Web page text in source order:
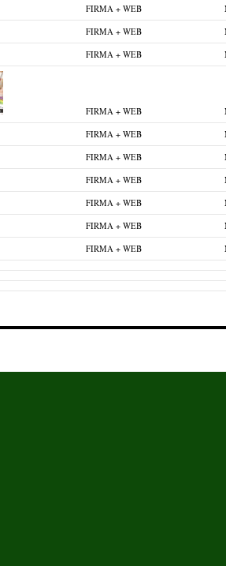
FIRMA + WEB
FIRMA + WEB
FIRMA + WEB
FIRMA + WEB
FIRMA + WEB
FIRMA + WEB
FIRMA + WEB
FIRMA + WEB
FIRMA + WEB
FIRMA + WEB